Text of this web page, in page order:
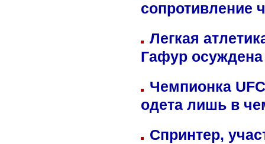
сопротивление
Легкая
Гафур осуждена
Чемпионка
одета лишь в
Спринтер,